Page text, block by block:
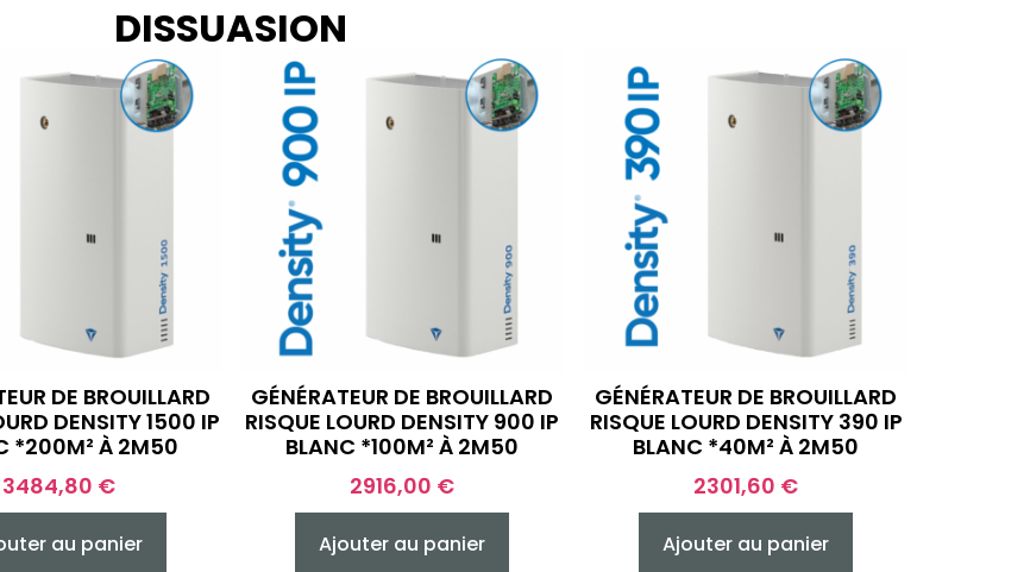
DISSUASION
DE BROUILLARD
DENSITY 1500 IP
*200M² À 2M50
3484,80 €
au panier
GÉNÉRATEUR DE BROUILLARD
RISQUE LOURD DENSITY 900 IP
BLANC *100M² À 2M50
2916,00 €
Ajouter au panier
GÉNÉRATEUR DE BROUILLARD
RISQUE LOURD DENSITY 390 IP
BLANC *40M² À 2M50
2301,60 €
Ajouter au panier